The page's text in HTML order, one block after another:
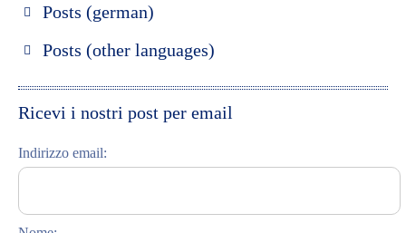
Student Interviews
Posts (german)
Russisch lernen
Posts (other languages)
Ricevi i nostri post per email
Indirizzo email: